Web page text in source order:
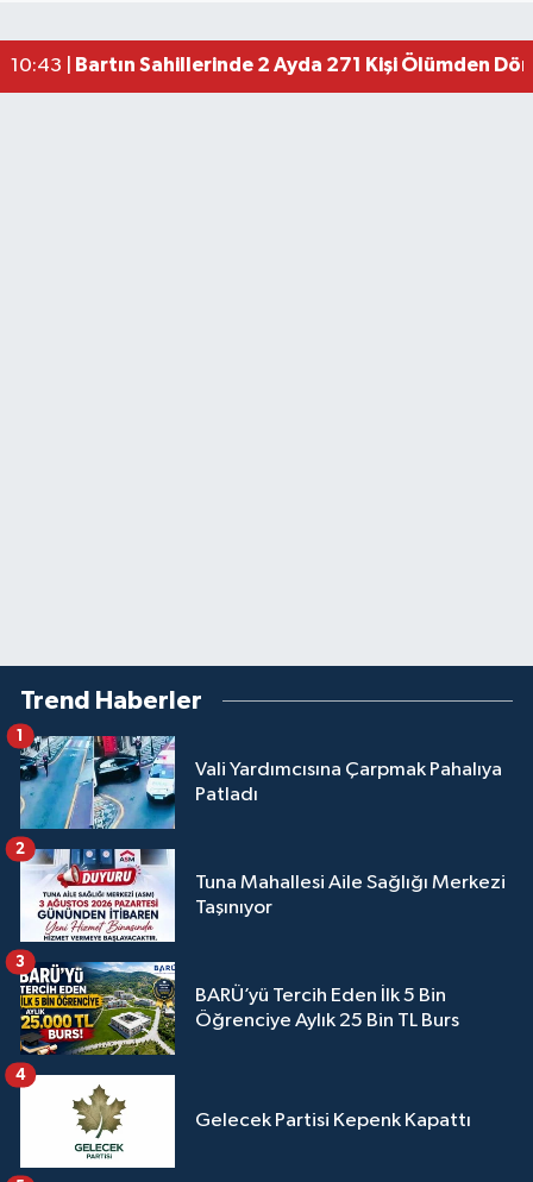
10:43 | Bartın Sahillerinde 2 Ayda 271 Kişi Ölümden
Trend Haberler
Vali Yardımcısına Çarpmak Pahalıya
Patladı
1
Tuna Mahallesi Aile Sağlığı Merkezi
Taşınıyor
2
BARÜ’yü Tercih Eden İlk 5 Bin
Öğrenciye Aylık 25 Bin TL Burs
3
Gelecek Partisi Kepenk Kapattı
4